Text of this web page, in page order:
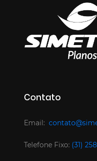
Contato
Email:
Telefone Fixo: (31)